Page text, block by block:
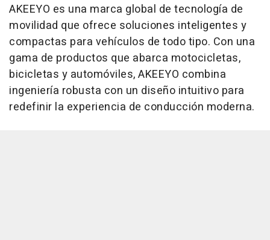
AKEEYO es una marca global de tecnología de
movilidad que ofrece soluciones inteligentes y
compactas para vehículos de todo tipo. Con una
gama de productos que abarca motocicletas,
bicicletas y automóviles, AKEEYO combina
ingeniería robusta con un diseño intuitivo para
redefinir la experiencia de conducción moderna.